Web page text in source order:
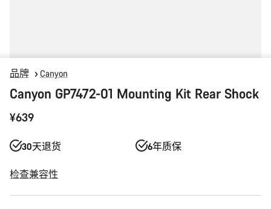
品牌 Canyon
Canyon GP7472-01 Mounting Kit Rear Shock
¥639
30天退货 6年质保
检查兼容性